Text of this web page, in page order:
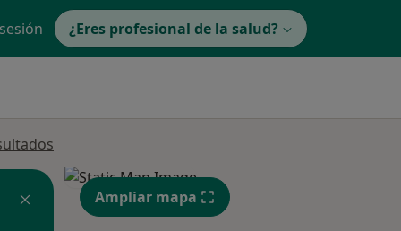
¿Eres profesional de la salud?
Ampliar mapa